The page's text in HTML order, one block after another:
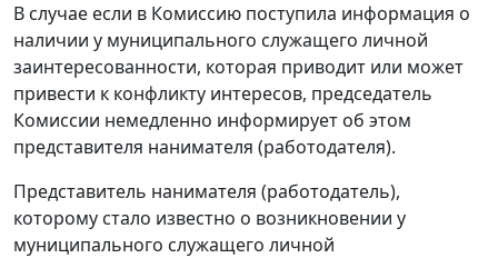
В случае если в Комиссию поступила информация о
наличии у муниципального служащего личной
заинтересованности, которая приводит или может
привести к конфликту интересов, председатель
Комиссии немедленно информирует об этом
представителя нанимателя (работодателя).
Представитель нанимателя (работодатель),
которому стало известно о возникновении у
муниципального служащего личной